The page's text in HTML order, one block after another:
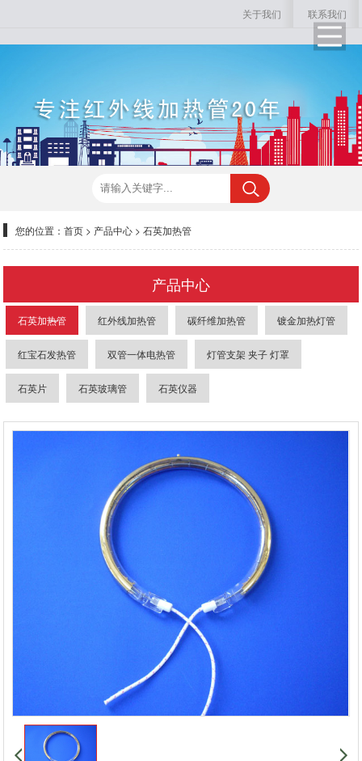
关于我们 联系我们
您的位置：首页 > 产品中心 >石英加热管
产品中心
石英加热管 红外线加热管 碳纤维加热管 镀金加热灯管
红宝石发热管 双管一体电热管 灯管支架 夹子 灯罩
石英片 石英玻璃管 石英仪器